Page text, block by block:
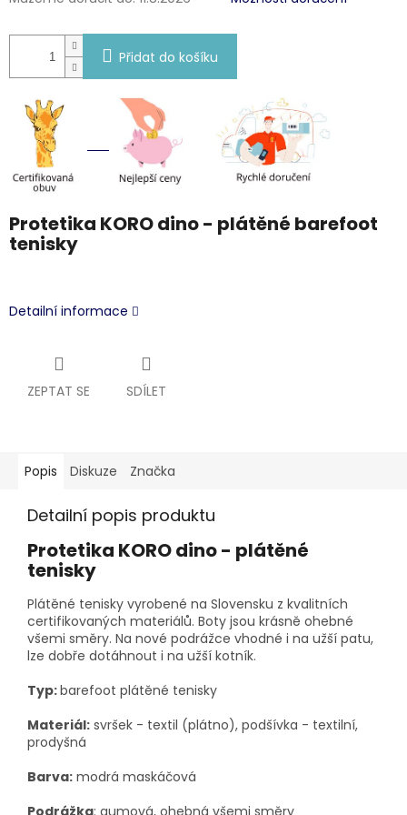
Přidat do košíku
Protetika KORO dino - plátěné barefoot
tenisky
Detailní informace
ZEPTAT SE SDÍLET
Popis Diskuze Značka
Detailní popis produktu
Protetika KORO dino - plátěné
tenisky
Plátěné tenisky vyrobené na Slovensku z kvalitních
certifikovaných materiálů. Boty jsou krásně ohebné
všemi směry. Na nové podrážce vhodné i na užší patu,
lze dobře dotáhnout i na užší kotník.
Typ:barefoot plátěné tenisky
Materiál: svršek - textil (plátno), podšívka - textilní,
prodyšná
Barva: modrá maskáčová
Podrážka: gumová, ohebná všemi směry